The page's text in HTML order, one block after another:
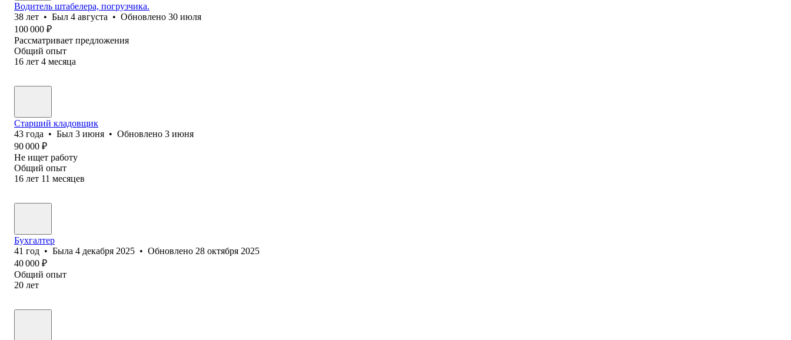
Водитель штабелера, погрузчика.
38 лет • Был 4 августа • Обновлено 30 июля
100 000 ₽
Рассматривает предложения
Общий опыт
16 лет 4 месяца
Старший кладовщик
43 года • Был 3 июня • Обновлено 3 июня
90 000 ₽
Не ищет работу
Общий опыт
16 лет 11 месяцев
Бухгалтер
41 год • Была 4 декабря 2025 • Обновлено 28 октября 2025
40 000 ₽
Общий опыт
20 лет